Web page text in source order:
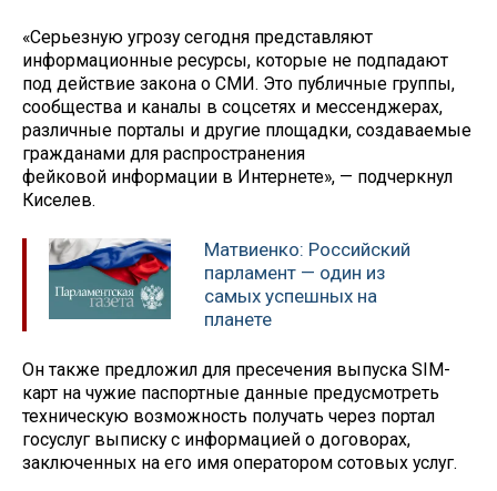
«Серьезную угрозу сегодня представляют
информационные ресурсы, которые не подпадают
под действие закона о СМИ. Это публичные группы,
сообщества и каналы в соцсетях и мессенджерах,
различные порталы и другие площадки, создаваемые
гражданами для распространения
фейковой информации в Интернете», — подчеркнул
Киселев.
Матвиенко: Российский
парламент — один из
самых успешных на
планете
Он также предложил для пресечения выпуска SIM-
карт на чужие паспортные данные предусмотреть
техническую возможность получать через портал
госуслуг выписку с информацией о договорах,
заключенных на его имя оператором сотовых услуг.